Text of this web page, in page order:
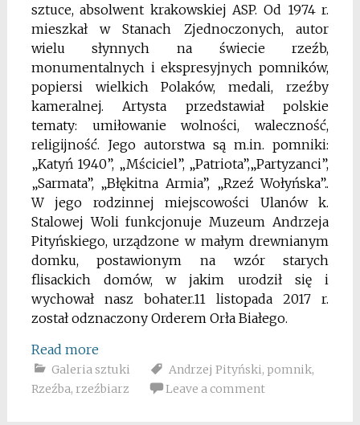
sztuce, absolwent krakowskiej ASP. Od 1974 r.
mieszkał w Stanach Zjednoczonych, autor
wielu słynnych na świecie rzeźb,
monumentalnych i ekspresyjnych pomników,
popiersi wielkich Polaków, medali, rzeźby
kameralnej. Artysta przedstawiał polskie
tematy: umiłowanie wolności, waleczność,
religijność. Jego autorstwa są m.in. pomniki:
„Katyń 1940”, „Mściciel”, „Patriota”,„Partyzanci”,
„Sarmata”, „Błękitna Armia”, „Rzeź Wołyńska”..
W jego rodzinnej miejscowości Ulanów k.
Stalowej Woli funkcjonuje Muzeum Andrzeja
Pityńskiego, urządzone w małym drewnianym
domku, postawionym na wzór starych
flisackich domów, w jakim urodził się i
wychował nasz bohater.11 listopada 2017 r.
został odznaczony Orderem Orła Białego.
Read more
Galeria sztuki Andrzej Pityński, pomnik,
Rzeźba, rzeźbiarz Leave a comment